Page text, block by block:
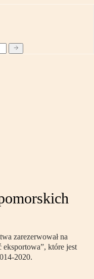
zarezerwował na
eksportowa”, które jest
2020.